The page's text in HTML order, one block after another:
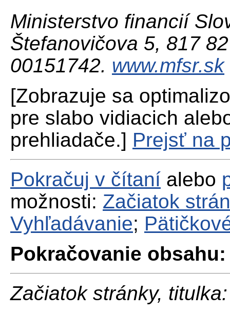
Ministerstvo financií
Štefanovičova 5, 817
00151742. www.mfsr.sk
[Zobrazuje sa
pre slabo vidiacich
prehliadače.] Prejsť na
Pokračuj v čítaní alebo
možnosti: Začiatok
Vyhľadávanie;
Pokračovanie obsahu:
Začiatok stránky, titulka: